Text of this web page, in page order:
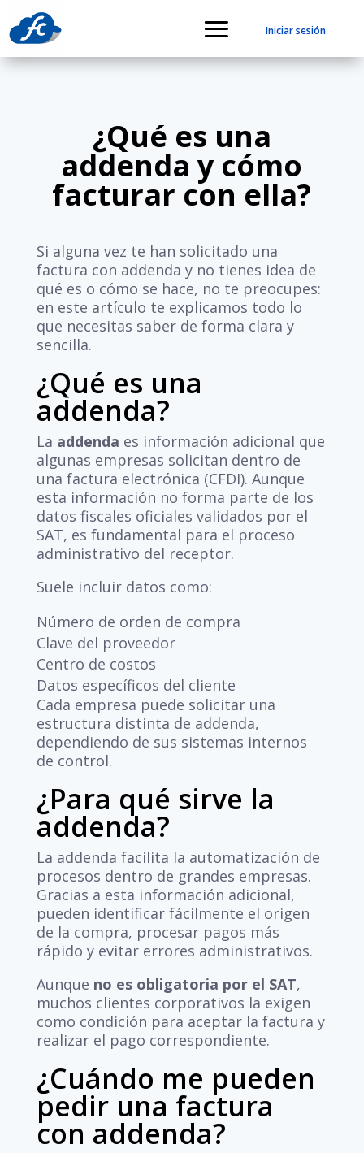
Iniciar sesión
¿Qué es una
addenda y cómo
facturar con ella?
Si alguna vez te han solicitado una
factura con addenda y no tienes idea de
qué es o cómo se hace, no te preocupes:
en este artículo te explicamos todo lo
que necesitas saber de forma clara y
sencilla.
¿Qué es una
addenda?
La addenda es información adicional que
algunas empresas solicitan dentro de
una factura electrónica (CFDI). Aunque
esta información no forma parte de los
datos fiscales oficiales validados por el
SAT, es fundamental para el proceso
administrativo del receptor.
Suele incluir datos como:
Número de orden de compra
Clave del proveedor
Centro de costos
Datos específicos del cliente
Cada empresa puede solicitar una
estructura distinta de addenda,
dependiendo de sus sistemas internos
de control.
¿Para qué sirve la
addenda?
La addenda facilita la automatización de
procesos dentro de grandes empresas.
Gracias a esta información adicional,
pueden identificar fácilmente el origen
de la compra, procesar pagos más
rápido y evitar errores administrativos.
Aunque no es obligatoria por el SAT,
muchos clientes corporativos la exigen
como condición para aceptar la factura y
realizar el pago correspondiente.
¿Cuándo me pueden
pedir una factura
con addenda?